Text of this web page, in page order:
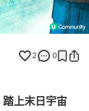
2 0
上末日宇宙